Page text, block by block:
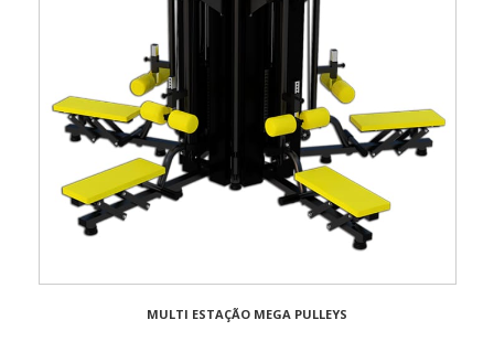
MULTI ESTAÇÃO MEGA PULLEYS